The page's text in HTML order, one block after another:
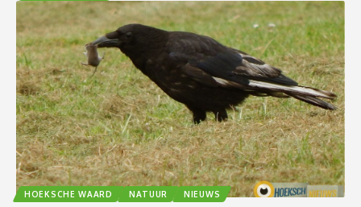
HOEKSCHE WAARD NATUUR NIEUWS